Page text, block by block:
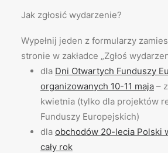
Jak zgłosić wydarzenie?
Wypełnij jeden z formularzy
stronie w zakładce „Zgłoś
dla Dni Otwartych Funduszy
organizowanych 10-11 maja –
kwietnia (tylko dla projektów
Funduszy Europejskich)
dla obchodów 20-lecia Polski
cały rok